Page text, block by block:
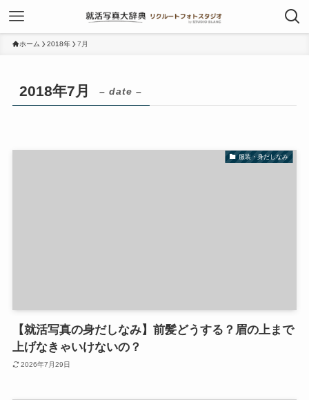
ホーム 2018年 7月
2018年7月 – date –
服装・身だしなみ
【就活写真の身だしなみ】前髪どうする？眉の上まで
上げなきゃいけないの？
2026年7月29日